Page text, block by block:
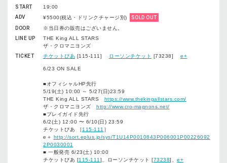
START
19:00
ADV
¥5500(税込・ドリンクチャージ別)
SOLD OUT
DOOR
※当日券の販売はございません。
LINE UP
THE King ALL STARS
ザ・クロマニヨンズ
TICKET
チケットぴあ [115-111] ローソンチケット [73238] e+
6/23 ON SALE
■オフィシャルHP先行
5/19(土) 10:00 ～ 5/27(日)23:59
THE King ALL STARS https://www.thekingallstars.com/
ザ・クロマニヨンズ http://www.cro-magnons.net/
■プレイガイド先行
6/2(土) 12:00 〜 6/10(日) 23:59
チケットぴあ ［115-111 ］
e＋ http://sort.eplus.jp/sys/T1U14P0010843P006001P00226092
2P0030001
■ 一般発売 6/23(土) 10:00
チケットぴあ [115-111 ]、ローソンチケット [73238]、 e+